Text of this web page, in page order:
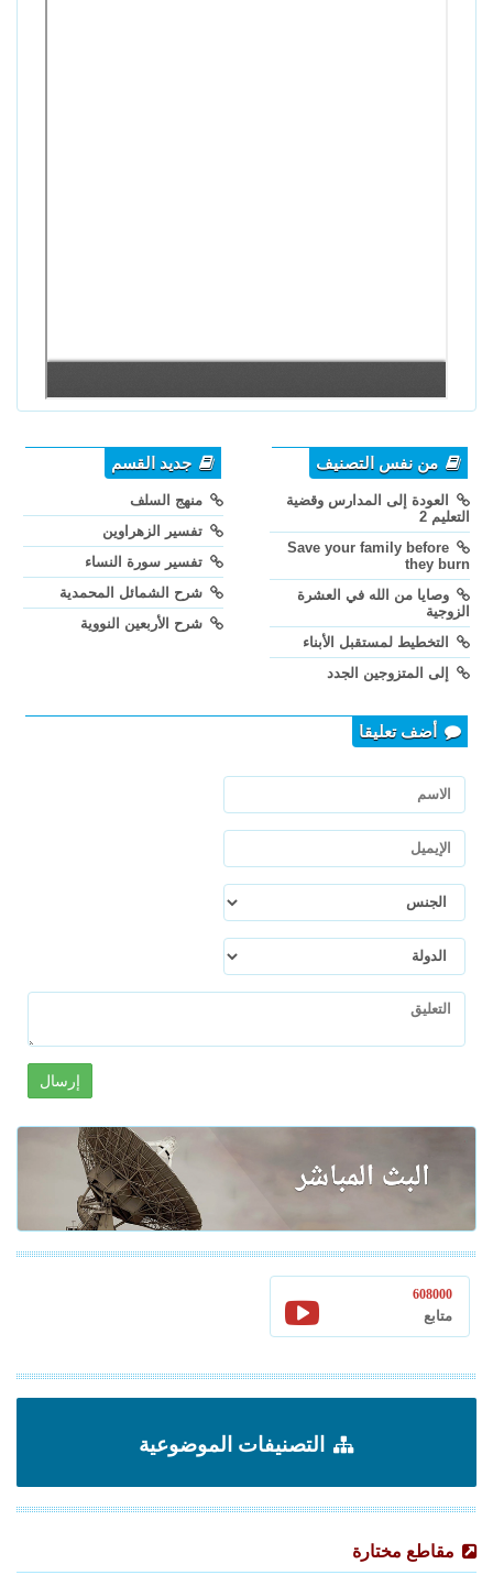
من نفس التصنيف
العودة إلى المدارس وقضية
التعليم 2
Save your family before
they burn
وصايا من الله في العشرة
الزوجية
التخطيط لمستقبل الأبناء
إلى المتزوجين الجدد
جديد القسم
منهج السلف
تفسير الزهراوين
تفسير سورة النساء
شرح الشمائل المحمدية
شرح الأربعين النووية
أضف تعليقا
إرسال
608000
متابع
التصنيفات الموضوعية
مقاطع مختارة